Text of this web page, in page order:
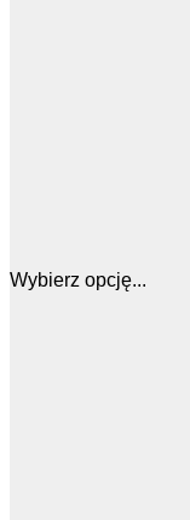
Wybierz opcję...